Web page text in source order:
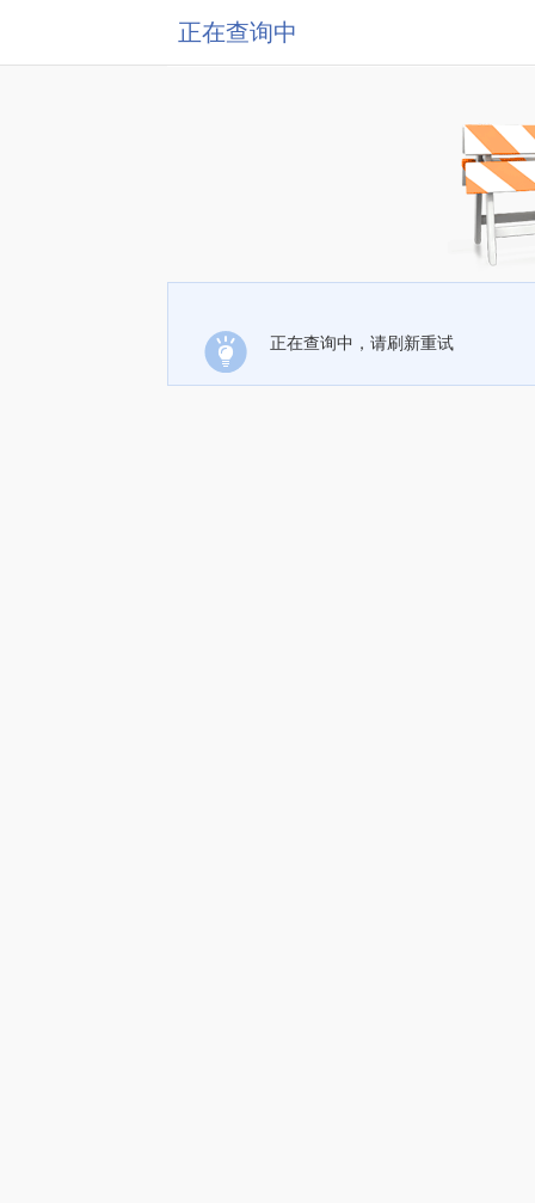
正在查询中
正在查询中，请刷新重试